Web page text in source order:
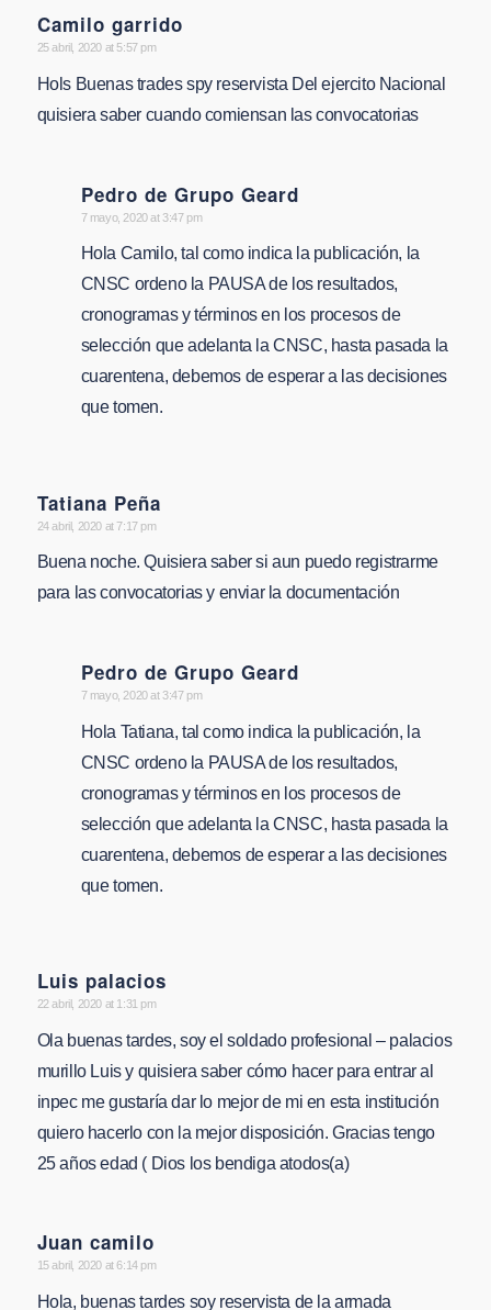
Camilo garrido
says:
25 abril, 2020 at 5:57 pm
Hols Buenas trades spy reservista Del ejercito Nacional
quisiera saber cuando comiensan las convocatorias
Pedro de Grupo Geard
says:
7 mayo, 2020 at 3:47 pm
Hola Camilo, tal como indica la publicación, la
CNSC ordeno la PAUSA de los resultados,
cronogramas y términos en los procesos de
selección que adelanta la CNSC, hasta pasada la
cuarentena, debemos de esperar a las decisiones
que tomen.
Tatiana Peña
says:
24 abril, 2020 at 7:17 pm
Buena noche. Quisiera saber si aun puedo registrarme
para las convocatorias y enviar la documentación
Pedro de Grupo Geard
says:
7 mayo, 2020 at 3:47 pm
Hola Tatiana, tal como indica la publicación, la
CNSC ordeno la PAUSA de los resultados,
cronogramas y términos en los procesos de
selección que adelanta la CNSC, hasta pasada la
cuarentena, debemos de esperar a las decisiones
que tomen.
Luis palacios
says:
22 abril, 2020 at 1:31 pm
Ola buenas tardes, soy el soldado profesional – palacios
murillo Luis y quisiera saber cómo hacer para entrar al
inpec me gustaría dar lo mejor de mi en esta institución
quiero hacerlo con la mejor disposición. Gracias tengo
25 años edad ( Dios los bendiga atodos(a)
Juan camilo
says:
15 abril, 2020 at 6:14 pm
Hola, buenas tardes soy reservista de la armada